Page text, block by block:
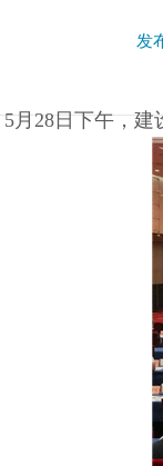
发
5月28日下午，